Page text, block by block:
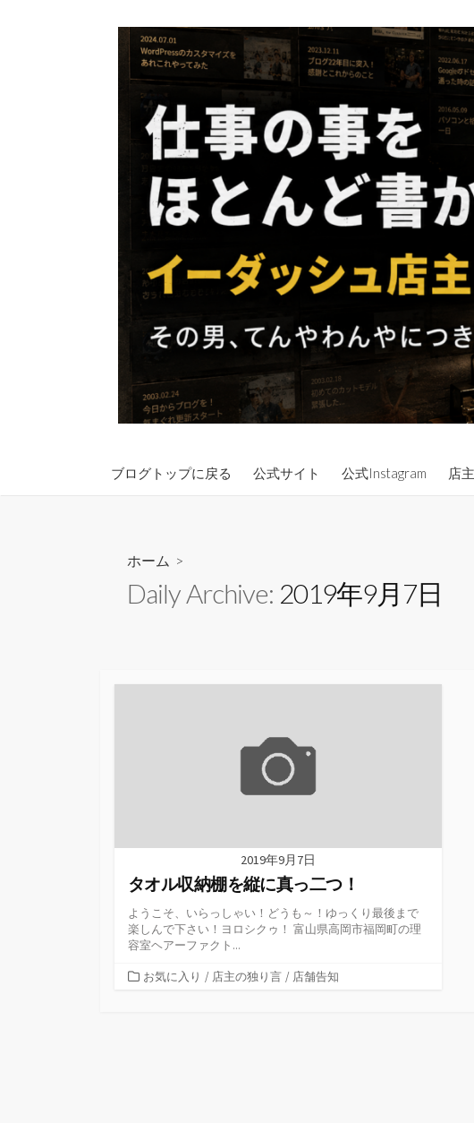
ブログトップに戻る 公式サイト 公式Instagram 店
ホーム >
Daily Archive: 2019年9月7日
2019年9月7日
タオル収納棚を縦に真っ二つ！
ようこそ、いらっしゃい！どうも～！ゆっくり最後まで
楽しんで下さい！ヨロシクゥ！ 富山県高岡市福岡町の理
容室ヘアーファクト...
カお気に入り / 店主の独り言 / 店舗告知